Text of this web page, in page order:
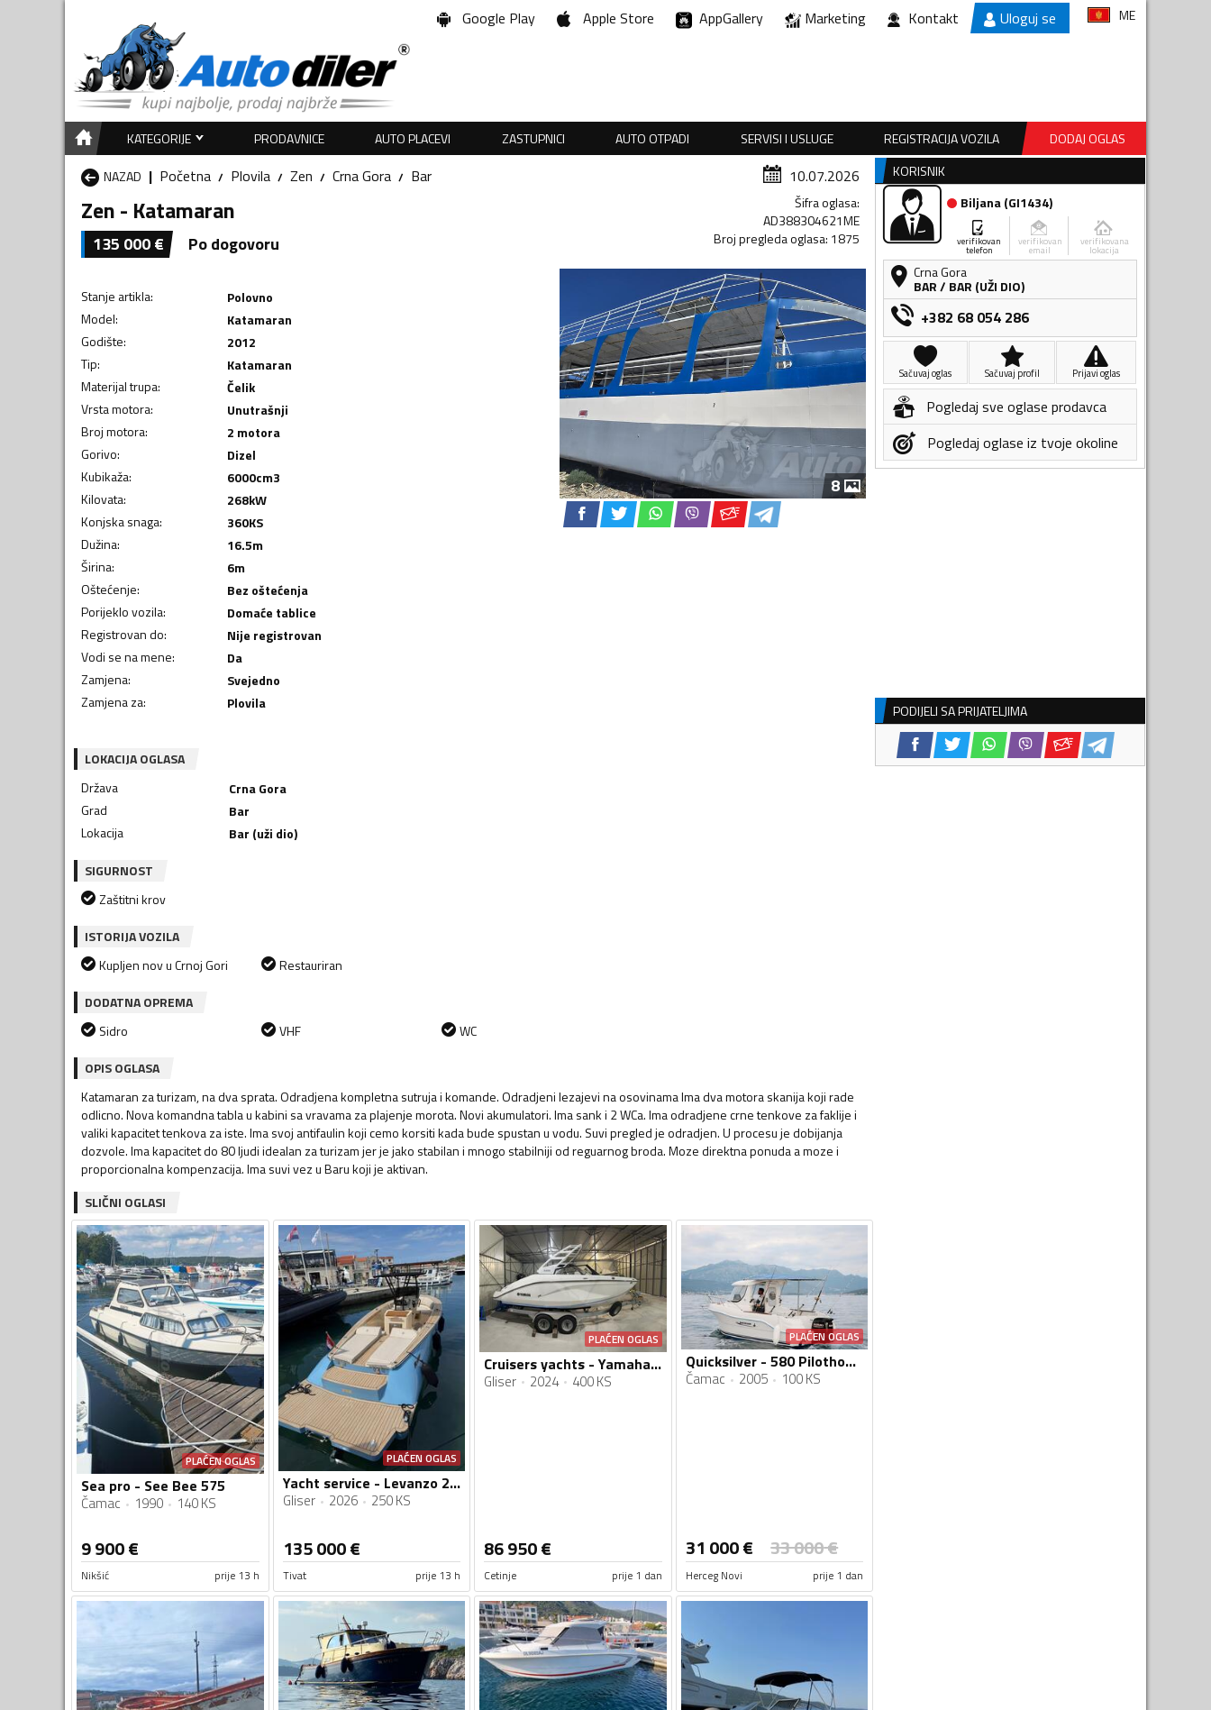
Google Play Apple Store AppGallery Marketing Kontakt Uloguj se ME
KATEGORIJE PRODAVNICE AUTO PLACEVI ZASTUPNICI AUTO OTPADI SERVISI I USLUGE REGISTRACIJA VOZILA
DODAJ OGLAS
NAZAD
Početna Plovila Zen Crna Gora Bar 10.07.2026
Zen - Katamaran
135 000€ Po dogovoru
Šifra oglasa:
AD388304621ME
Broj pregleda oglasa: 1875
Stanje artikla:
Polovno
Model:
Katamaran
Godište:
2012
Tip:
Katamaran
Materijal trupa:
Čelik
Vrsta motora:
Unutrašnji
Broj motora:
2 motora
Gorivo:
Dizel
Kubikaža: 6000cm3
Kilovata: 268kW
Konjska snaga: 360KS
Dužina: 16.5m
Širina: 6m
Oštećenje:
Bez oštećenja
Porijeklo vozila:
Domaće tablice
Registrovan do:
Nije registrovan
Vodi se na mene:
Da
Zamjena:
Svejedno
Zamjena za: Plovila
8
LOKACIJA OGLASA
Država
Crna Gora
Grad
Bar
Lokacija
Bar (uži dio)
SIGURNOST
Zaštitni krov
ISTORIJA VOZILA
Kupljen nov u Crnoj Gori
Restauriran
DODATNA OPREMA
Sidro
VHF
WC
OPIS OGLASA
Katamaran za turizam, na dva sprata. Odradjena kompletna sutruja i komande. Odradjeni lezajevi na osovinama Ima dva motora skanija koji rade
odlicno. Nova komandna tabla u kabini sa vravama za plajenje morota. Novi akumulatori. Ima sank i 2 WCa. Ima odradjene crne tenkove za faklije i
valiki kapacitet tenkova za iste. Ima svoj antifaulin koji cemo korsiti kada bude spustan u vodu. Suvi pregled je odradjen. U procesu je dobijanja
dozvole. Ima kapacitet do 80 ljudi idealan za turizam jer je jako stabilan i mnogo stabilniji od reguarnog broda. Moze direktna ponuda a moze i
proporcionalna kompenzacija. Ima suvi vez u Baru koji je aktivan.
SLIČNI OGLASI
PLAĆEN OGLAS
Sea pro - See Bee 575
Čamac 1990 140 KS
9 900€
Nikšić prije 13 h
PLAĆEN OGLAS
Yacht service - Levanzo 28 inboard - Lilybaeum yacht
Gliser 2026 250 KS
135 000€
Tivat prije 13 h
PLAĆEN OGLAS
Cruisers yachts - Yamaha 222 S
Gliser 2024 400 KS
86 950€
Cetinje prije 1 dan
PLAĆEN OGLAS
Quicksilver - 580 Pilothouse
Čamac 2005 100 KS
31 000€ 33 000€
Herceg Novi prije 1 dan
KORISNIK
Biljana(GI1434)
verifikovan
telefon
verifikovan
email
verifikovana
lokacija
Crna Gora
BAR/ BAR (UŽI DIO)
+382 68 054 286
Sačuvaj oglas Sačuvaj profil Prijavi oglas
Pogledaj sve oglase prodavca
Pogledaj oglase iz tvoje okoline
PODIJELI SA PRIJATELJIMA